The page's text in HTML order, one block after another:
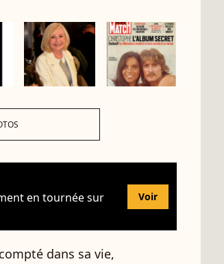
en tournée sur
Voir
dans sa vie,